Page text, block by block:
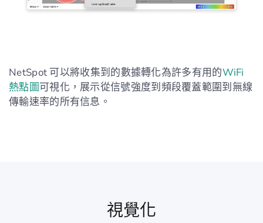
NetSpot 可以將收集到的數據轉化為許多有用的WiFi
熱點圖可視化，展示從信號強度到頻段覆蓋範圍到無線
傳輸速率的所有信息。
視覺化